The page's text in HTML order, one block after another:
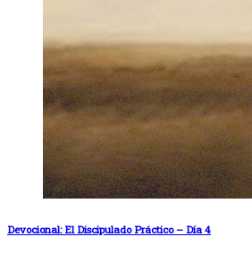
Devocional: El Discipulado Práctico – Día 4